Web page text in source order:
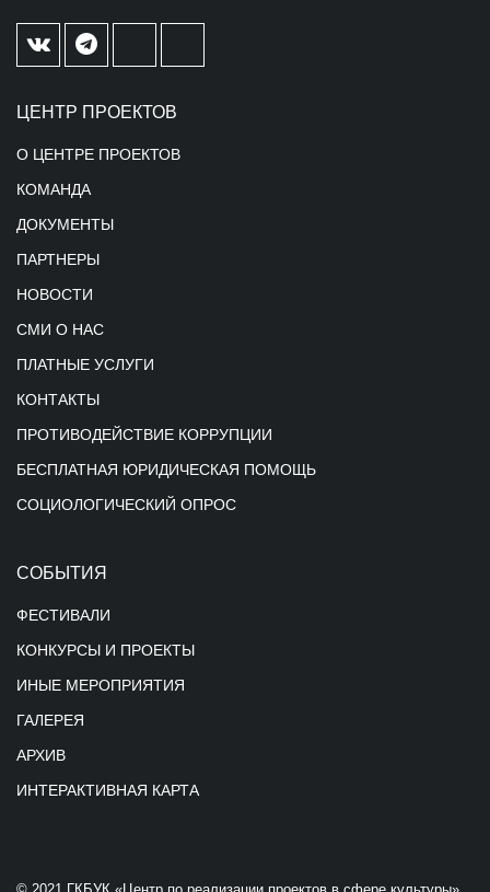
ЦЕНТР ПРОЕКТОВ
О ЦЕНТРЕ ПРОЕКТОВ
КОМАНДА
ДОКУМЕНТЫ
ПАРТНЕРЫ
НОВОСТИ
СМИ О НАС
ПЛАТНЫЕ УСЛУГИ
КОНТАКТЫ
ПРОТИВОДЕЙСТВИЕ КОРРУПЦИИ
БЕСПЛАТНАЯ ЮРИДИЧЕСКАЯ ПОМОЩЬ
СОЦИОЛОГИЧЕСКИЙ ОПРОС
СОБЫТИЯ
ФЕСТИВАЛИ
КОНКУРСЫ И ПРОЕКТЫ
ИНЫЕ МЕРОПРИЯТИЯ
ГАЛЕРЕЯ
АРХИВ
ИНТЕРАКТИВНАЯ КАРТА